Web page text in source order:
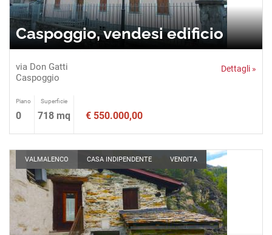
Caspoggio, vendesi edificio
via Don Gatti
Caspoggio
Dettagli »
Piano
0
Superficie
718 mq € 550.000,00
VALMALENCO CASA INDIPENDENTE VENDITA